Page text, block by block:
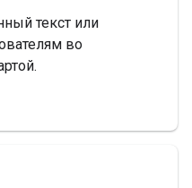
текст или
во